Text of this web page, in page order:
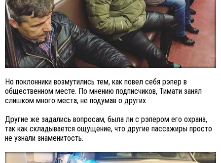
Но поклонники возмутились тем, как повел себя рэпер в
общественном месте. По мнению подписчиков, Тимати занял
слишком много места, не подумав о других.
Другие же задались вопросам, была ли с рэпером его охрана,
так как складывается ощущение, что другие пассажиры просто
не узнали знаменитость.